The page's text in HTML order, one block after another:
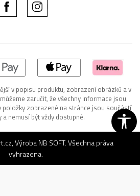
v popisu produktu, zobrazení obrázků a v
zaručit, že všechny informace jsou
položky zobrazené na stránce jsou součástí
a nemusí být vždy dostupné.
, VýrobaNB SOFT. Všechna práva
vyhrazena.